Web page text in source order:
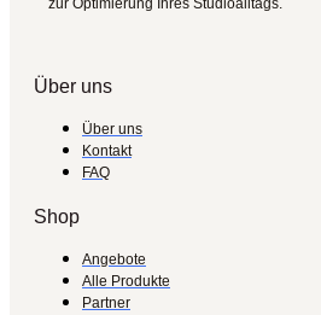
Über uns
Über uns
Kontakt
FAQ
Shop
Angebote
Alle Produkte
Partner